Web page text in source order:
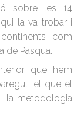
sobre les 14
la va trobar i
com
de Pasqua.
que hem
el que el
i la metodologia